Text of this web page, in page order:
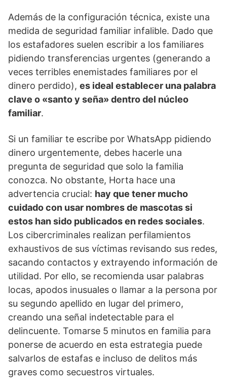
Además de la configuración técnica, existe una
medida de seguridad familiar infalible. Dado que
los estafadores suelen escribir a los familiares
pidiendo transferencias urgentes (generando a
veces terribles enemistades familiares por el
dinero perdido), es ideal establecer una palabra
clave o «santo y seña» dentro del núcleo
familiar.
Si un familiar te escribe por WhatsApp pidiendo
dinero urgentemente, debes hacerle una
pregunta de seguridad que solo la familia
conozca. No obstante, Horta hace una
advertencia crucial: hay que tener mucho
cuidado con usar nombres de mascotas si
estos han sido publicados en redes sociales.
Los cibercriminales realizan perfilamientos
exhaustivos de sus víctimas revisando sus redes,
sacando contactos y extrayendo información de
utilidad. Por ello, se recomienda usar palabras
locas, apodos inusuales o llamar a la persona por
su segundo apellido en lugar del primero,
creando una señal indetectable para el
delincuente. Tomarse 5 minutos en familia para
ponerse de acuerdo en esta estrategia puede
salvarlos de estafas e incluso de delitos más
graves como secuestros virtuales.